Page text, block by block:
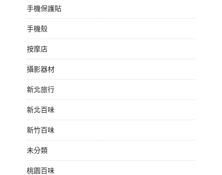
手機保護貼
手機殼
按摩店
攝影器材
新北旅行
新北百味
新竹百味
未分類
桃園百味